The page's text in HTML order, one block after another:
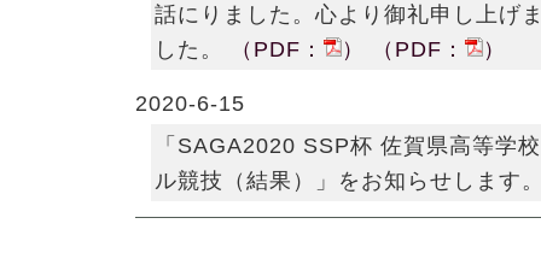
話にりました。心より御礼申し上げ
した。
（PDF： ） （PDF： ）
2020-6-15
「SAGA2020 SSP杯 佐賀県高等学
ル競技（結果）」をお知らせします